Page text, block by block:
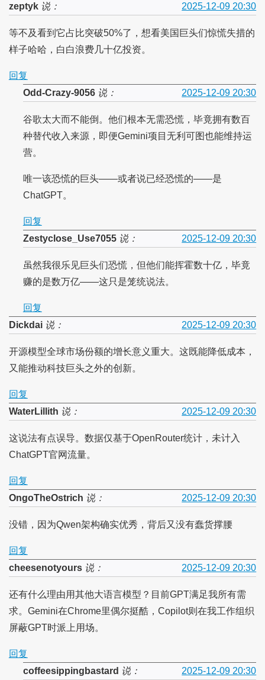
zeptyk说： 2025-12-09 20:30
等不及看到它占比突破50%了，想看美国巨头们惊慌失措的
样子哈哈，白白浪费几十亿投资。
回复
Odd-Crazy-9056说： 2025-12-09 20:30
谷歌太大而不能倒。他们根本无需恐慌，毕竟拥有数百
种替代收入来源，即便Gemini项目无利可图也能维持运
营。
唯一该恐慌的巨头——或者说已经恐慌的——是
ChatGPT。
回复
Zestyclose_Use7055说： 2025-12-09 20:30
虽然我很乐见巨头们恐慌，但他们能挥霍数十亿，毕竟
赚的是数万亿——这只是笼统说法。
回复
Dickdai说： 2025-12-09 20:30
开源模型全球市场份额的增长意义重大。这既能降低成本，
又能推动科技巨头之外的创新。
回复
WaterLillith 说： 2025-12-09 20:30
这说法有点误导。数据仅基于OpenRouter统计，未计入
ChatGPT官网流量。
回复
OngoTheOstrich 说： 2025-12-09 20:30
没错，因为Qwen架构确实优秀，背后又没有蠢货撑腰
回复
cheesenotyours说： 2025-12-09 20:30
还有什么理由用其他大语言模型？目前GPT满足我所有需
求。Gemini在Chrome里偶尔挺酷，Copilot则在我工作组织
屏蔽GPT时派上用场。
回复
coffeesippingbastard 说： 2025-12-09 20:30